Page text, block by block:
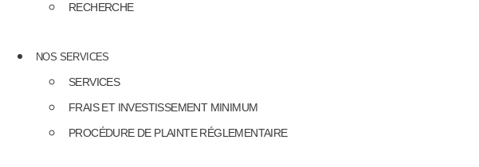
RECHERCHE
NOS SERVICES
SERVICES
FRAIS ET INVESTISSEMENT MINIMUM
PROCÉDURE DE PLAINTE RÉGLEMENTAIRE